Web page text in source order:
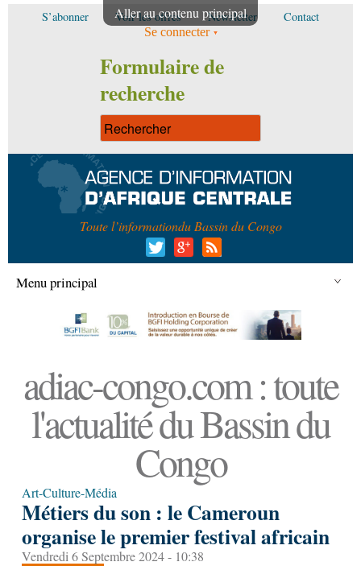
Aller au contenu principal
S’abonner Voir les offres Newsletter Contact
Se connecter
Formulaire de
recherche
Toute l’informationdu Bassin du Congo
Menu principal
adiac-congo.com : toute
l'actualité du Bassin du
Congo
Art-Culture-Média
Métiers du son : le Cameroun
organise le premier festival africain
Vendredi 6 Septembre 2024 - 10:38